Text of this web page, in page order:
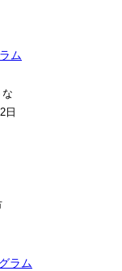
ム
日
ラム